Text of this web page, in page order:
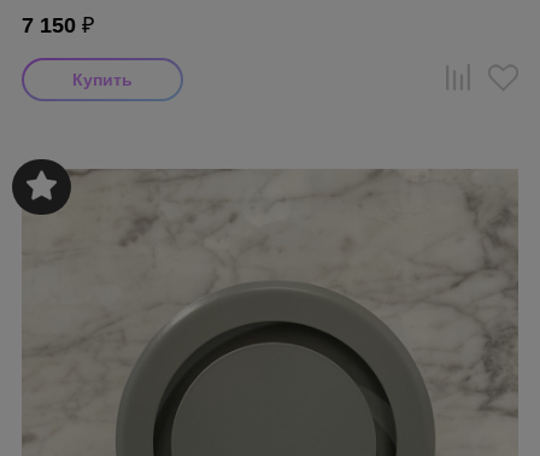
7 150 ₽